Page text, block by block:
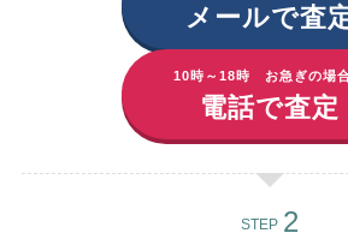
メールで査
10時～18時 お急ぎの場
電話で査定
STEP